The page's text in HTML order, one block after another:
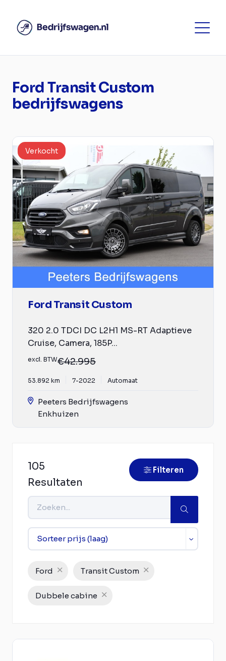
Ford Transit Custom
bedrijfswagens
Verkocht
Ford Transit Custom
320 2.0 TDCI DC L2H1 MS-RT Adaptieve
Cruise, Camera, 185P...
excl. BTW€42.995
53.892 km 7-2022 Automaat
Peeters Bedrijfswagens
Enkhuizen
105
Resultaten
Filteren
Ford Transit Custom
Dubbele cabine